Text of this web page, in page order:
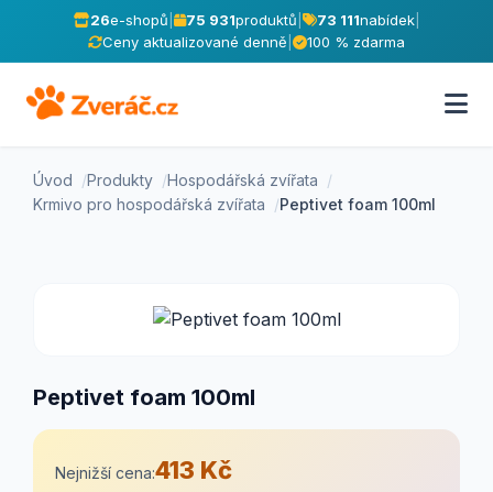
26e-shopů 75 931produktů 73 111nabídek|
Ceny aktualizované denně
100 % zdarma
Úvod Produkty
Hospodářská zvířata
Krmivo pro hospodářská zvířata
Peptivet foam 100ml
Peptivet foam 100ml
Nejnižší cena:413 Kč